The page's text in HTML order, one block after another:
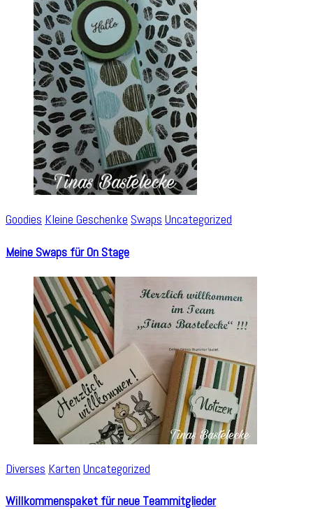
Goodies Kleine Geschenke Swaps Uncategorized
Meine Swaps für On Stage
Diverses Karten Uncategorized
Willkommenspaket für neue Teammitglieder